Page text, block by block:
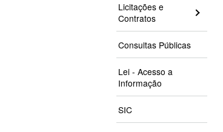
Licitações e
Contratos
Consultas Públicas
Lei - Acesso a
Informação
SIC